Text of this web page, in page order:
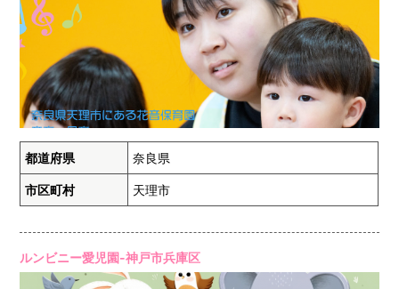
都道府県 奈良県
市区町村 天理市
ルンビニー愛児園-神戸市兵庫区